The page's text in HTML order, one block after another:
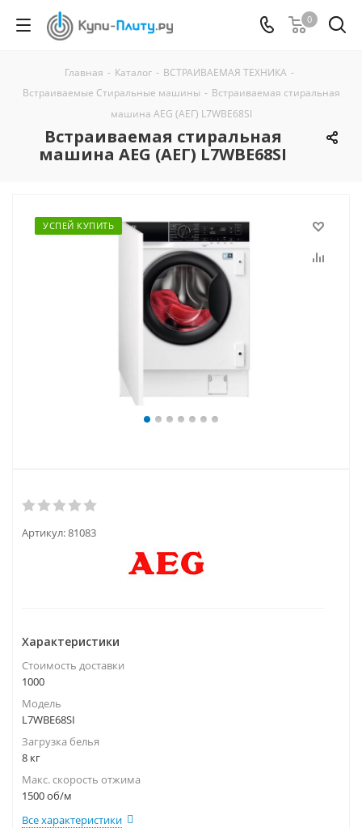
0
Главная - Каталог - ВСТРАИВАЕМАЯ ТЕХНИКА -
Встраиваемые Стиральные машины - Встраиваемая стиральная
машина AEG (АЕГ) L7WBE68SI
Встраиваемая стиральная
машина AEG (АЕГ) L7WBE68SI
УСПЕЙ КУПИТЬ
Артикул:81083
Характеристики
Стоимость доставки
1000
Модель
L7WBE68SI
Загрузка белья
8 кг
Макс. скорость отжима
1500 об/м
Все характеристики